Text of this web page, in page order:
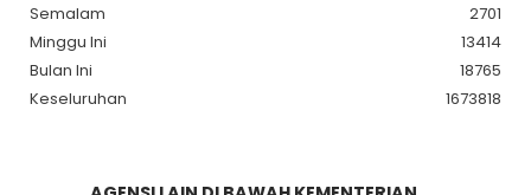
Semalam
2701
Minggu Ini
13414
Bulan Ini
18765
Keseluruhan
1673818